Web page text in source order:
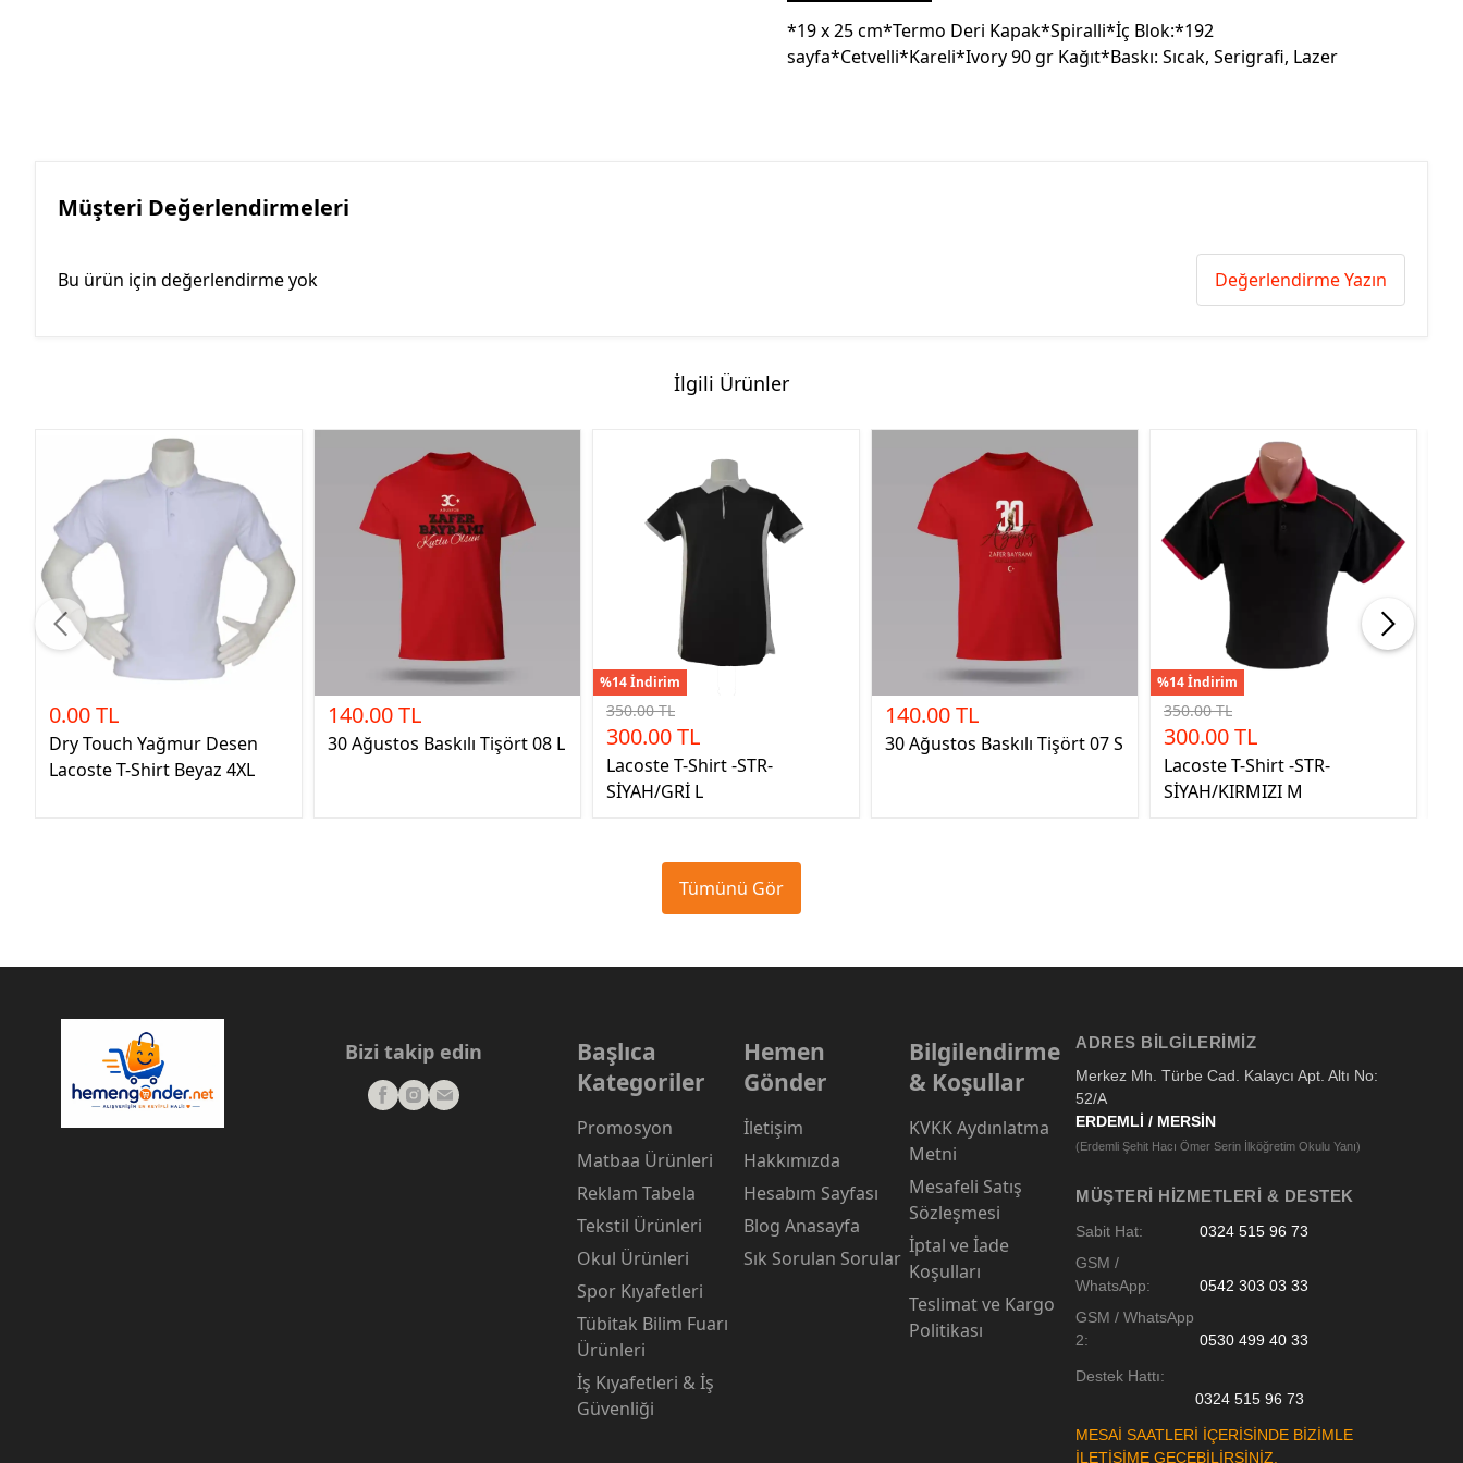
*19 x 25 cm*Termo Deri Kapak*Spiralli*İç Blok:*192
sayfa*Cetvelli*Kareli*Ivory 90 gr Kağıt*Baskı: Sıcak, Serigrafi, Lazer
Müşteri Değerlendirmeleri
Bu ürün için değerlendirme yok Değerlendirme Yazın
İlgili Ürünler
0.00 TL
Dry Touch Yağmur Desen
Lacoste T-Shirt Beyaz 4XL
140.00 TL
30 Ağustos Baskılı Tişört 08 L
%14 İndirim
350.00 TL
300.00 TL
Lacoste T-Shirt -STR-
SİYAH/GRİ L
140.00 TL
30 Ağustos Baskılı Tişört 07 S
%14 İndirim
350.00 TL
300.00 TL
Lacoste T-Shirt -STR-
SİYAH/KIRMIZI M
Tümünü Gör
Bizi takip edin
Başlıca
Kategoriler
Promosyon
Matbaa Ürünleri
Reklam Tabela
Tekstil Ürünleri
Okul Ürünleri
Spor Kıyafetleri
Tübitak Bilim Fuarı
Ürünleri
İş Kıyafetleri & İş
Güvenliği
Hemen
Gönder
İletişim
Hakkımızda
Hesabım Sayfası
Blog Anasayfa
Sık Sorulan Sorular
Bilgilendirme
& Koşullar
KVKK Aydınlatma
Metni
Mesafeli Satış
Sözleşmesi
İptal ve İade
Koşulları
Teslimat ve Kargo
Politikası
ADRES BILGILERIMIZ
Merkez Mh. Türbe Cad. Kalaycı Apt. Altı No:
52/A
ERDEMLİ / MERSİN
(Erdemli Şehit Hacı Ömer Serin İlköğretim Okulu Yanı)
MÜŞTERI HIZMETLERI & DESTEK
Sabit Hat:
0324 515 96 73
GSM /
WhatsApp:
0542 303 03 33
GSM / WhatsApp
2:
0530 499 40 33
Destek Hattı:
0324 515 96 73
MESAİ SAATLERİ İÇERİSİNDE BİZİMLE
İLETİŞİME GEÇEBİLİRSİNİZ.